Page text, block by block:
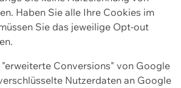
Haben Sie alle Ihre Cookies im
Sie das jeweilige Opt-out
Conversions" von Google
Nutzerdaten an Google